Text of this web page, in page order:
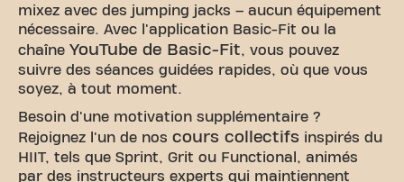
mixez avec des jumping jacks – aucun équipement
nécessaire. Avec l'application Basic-Fit ou la
chaîne YouTube de Basic-Fit, vous pouvez
suivre des séances guidées rapides, où que vous
soyez, à tout moment.
Besoin d'une motivation supplémentaire ?
Rejoignez l'un de nos cours collectifs inspirés du
HIIT, tels que Sprint, Grit ou Functional, animés
par des instructeurs experts qui maintiennent